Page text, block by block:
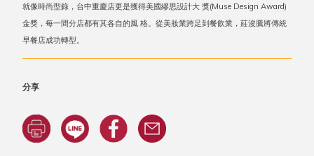
就像時尚型錄，台中重慶店更是獲得美國繆思設計大 獎(Muse Design Award)
金獎，每一間分店都有其各自的風 格。從美妝業跨足到餐飲業，莊浚騰將傳統
早餐店成功轉型。
分享